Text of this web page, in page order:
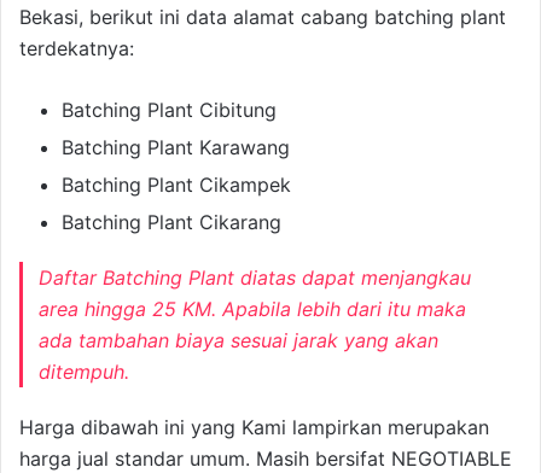
Bekasi, berikut ini data alamat cabang batching plant
terdekatnya:
Batching Plant Cibitung
Batching Plant Karawang
Batching Plant Cikampek
Batching Plant Cikarang
Daftar Batching Plant diatas dapat menjangkau
area hingga 25 KM. Apabila lebih dari itu maka
ada tambahan biaya sesuai jarak yang akan
ditempuh.
Harga dibawah ini yang Kami lampirkan merupakan
harga jual standar umum. Masih bersifat NEGOTIABLE